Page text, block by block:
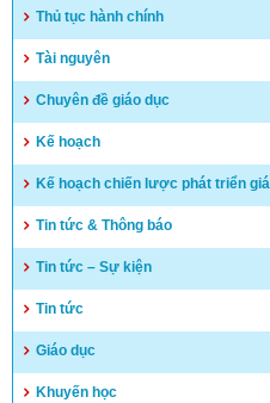
trung học phổ thông
Kết quả kỳ tuyển dụng
Thuận
Thủ tục hành chính
Tài nguyên
Chuyên đề giáo dục
Kế hoạch
Kế hoạch chiến lược phát triển
Tin tức & Thông báo
Tin tức – Sự kiện
Tin tức
Giáo dục
Khuyến học